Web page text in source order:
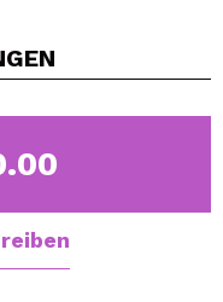
und samtig,
pflegt sie.